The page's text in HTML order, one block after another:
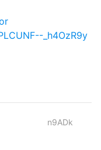
_h4OzR9y
n9ADk